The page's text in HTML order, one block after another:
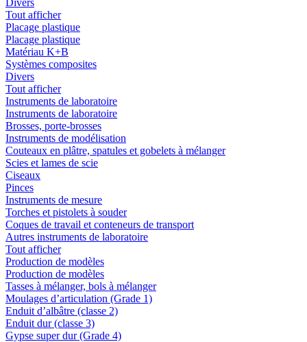
Divers
Tout afficher
Placage plastique
Placage plastique
Matériau K+B
Systèmes composites
Divers
Tout afficher
Instruments de laboratoire
Instruments de laboratoire
Brosses, porte-brosses
Instruments de modélisation
Couteaux en plâtre, spatules et gobelets à mélanger
Scies et lames de scie
Ciseaux
Pinces
Instruments de mesure
Torches et pistolets à souder
Coques de travail et conteneurs de transport
Autres instruments de laboratoire
Tout afficher
Production de modèles
Production de modèles
Tasses à mélanger, bols à mélanger
Moulages d’articulation (Grade 1)
Enduit d’albâtre (classe 2)
Enduit dur (classe 3)
Gypse super dur (Grade 4)